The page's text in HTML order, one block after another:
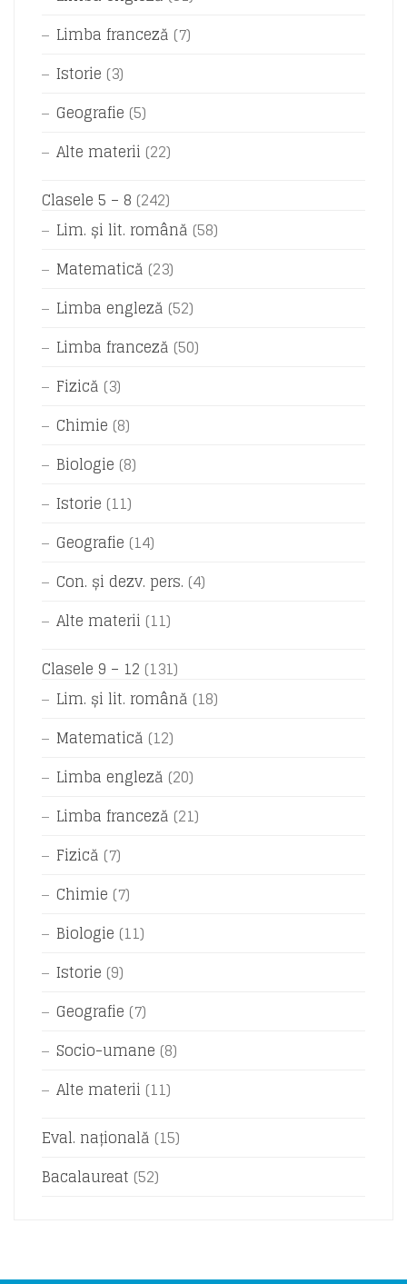
Limba franceză (7)
Istorie (3)
Geografie (5)
Alte materii (22)
Clasele 5 – 8 (242)
Lim. și lit. română (58)
Matematică (23)
Limba engleză (52)
Limba franceză (50)
Fizică (3)
Chimie (8)
Biologie (8)
Istorie (11)
Geografie (14)
Con. și dezv. pers. (4)
Alte materii (11)
Clasele 9 – 12 (131)
Lim. și lit. română (18)
Matematică (12)
Limba engleză (20)
Limba franceză (21)
Fizică (7)
Chimie (7)
Biologie (11)
Istorie (9)
Geografie (7)
Socio-umane (8)
Alte materii (11)
Eval. națională (15)
Bacalaureat (52)